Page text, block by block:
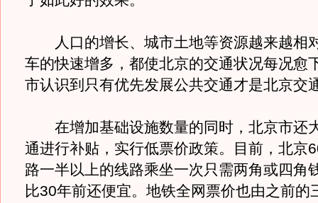
人口的增长、城市土地等资源越来越相
车的快速增多，都使北京的交通状况每况愈
市认识到只有优先发展公共交通才是北京交
在增加基础设施数量的同时，北京市还
通进行补贴，实行低票价政策。目前，北京
路一半以上的线路乘坐一次只需两角或四角
比30年前还便宜。地铁全网票价也由之前的